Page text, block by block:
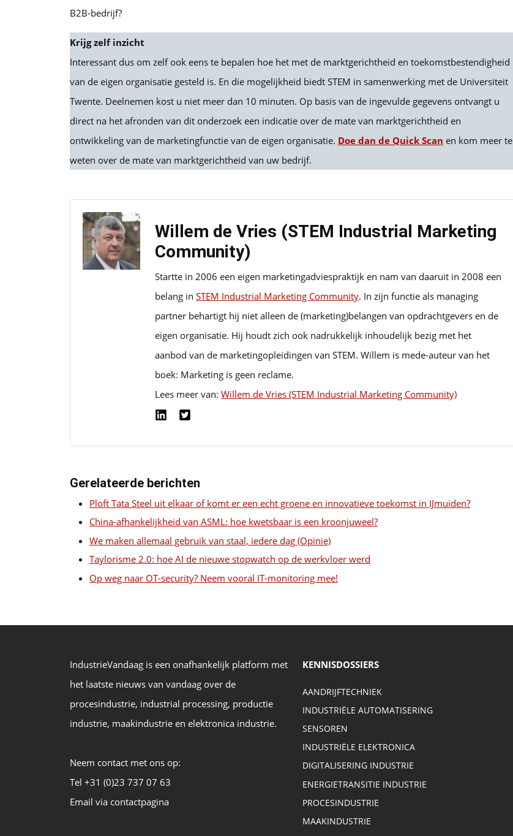
B2B-bedrijf?
Krijg zelf inzicht
Interessant dus om zelf ook eens te bepalen hoe het met de marktgerichtheid en toekomstbestendigheid
van de eigen organisatie gesteld is. En die mogelijkheid biedt STEM in samenwerking met de Universiteit
Twente. Deelnemen kost u niet meer dan 10 minuten. Op basis van de ingevulde gegevens ontvangt u
direct na het afronden van dit onderzoek een indicatie over de mate van marktgerichtheid en
ontwikkeling van de marketingfunctie van de eigen organisatie. Doe dan de Quick Scan en kom meer te
weten over de mate van marktgerichtheid van uw bedrijf.
Willem de Vries (STEM Industrial Marketing
Community)
Startte in 2006 een eigen marketingadviespraktijk en nam van daaruit in 2008 een
belang inSTEM Industrial Marketing Community. In zijn functie als managing
partner behartigt hij niet alleen de (marketing)belangen van opdrachtgevers en de
eigen organisatie. Hij houdt zich ook nadrukkelijk inhoudelijk bezig met het
aanbod van de marketingopleidingen van STEM. Willem is mede-auteur van het
boek: Marketing is geen reclame.
Lees meer van:Willem de Vries (STEM Industrial Marketing Community)
Gerelateerde berichten
Ploft Tata Steel uit elkaar of komt er een echt groene en innovatieve toekomst in IJmuiden?
China-afhankelijkheid van ASML: hoe kwetsbaar is een kroonjuweel?
We maken allemaal gebruik van staal, iedere dag (Opinie)
Taylorisme 2.0: hoe AI de nieuwe stopwatch op de werkvloer werd
Op weg naar OT-security? Neem vooral IT-monitoring mee!
IndustrieVandaag is een onafhankelijk platform met
het laatste nieuws van vandaag over de
procesindustrie, industrial processing, productie
industrie, maakindustrie en elektronica industrie.
Neem contact met ons op:
Tel +31 (0)23 737 07 63
Email via contactpagina
KENNISDOSSIERS
AANDRIJFTECHNIEK
INDUSTRIËLE AUTOMATISERING
SENSOREN
INDUSTRIËLE ELEKTRONICA
DIGITALISERING INDUSTRIE
ENERGIETRANSITIE INDUSTRIE
PROCESINDUSTRIE
MAAKINDUSTRIE